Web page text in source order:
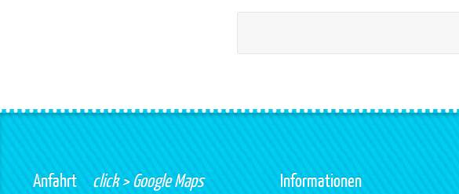
Anfahrt click > Google Maps Informationen